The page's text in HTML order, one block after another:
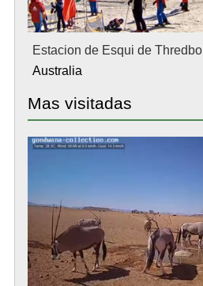
Estacion de Esqui de Thredbo
Australia
Mas visitadas